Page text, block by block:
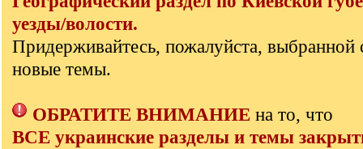
уезды/волости.
Придерживайтесь, пожалуйста, выбранной
новые темы.
ОБРАТИТЕ ВНИМАНИЕ на то, что
ВСЕ украинские разделы и темы